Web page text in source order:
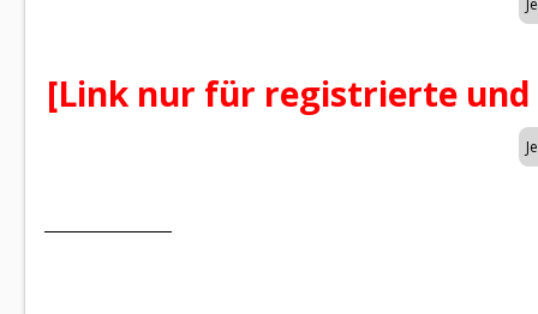
[Link nur für registrierte